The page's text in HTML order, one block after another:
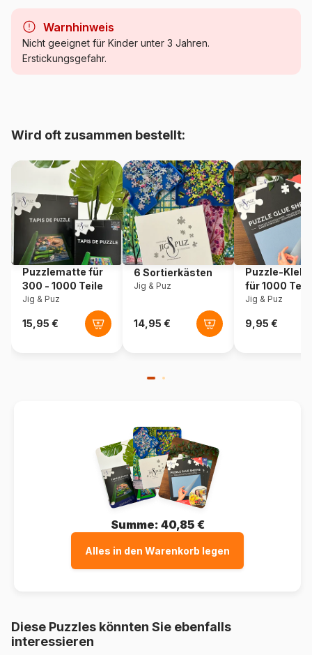
Kategorie Puzzle - Vögel
Artikelnummer Alipson-Puzzle-F-50010
EAN 3667232500103
Teileanzahl 500 Teile
Maße 48 x 34 cm
Warnhinweis
Nicht geeignet für Kinder unter 3 Jahren.
Erstickungsgefahr.
Wird oft zusammen bestellt:
Puzzlematte für
300 - 1000 Teile
Jig & Puz
6 Sortierkästen
Jig & Puz
Puzzle-
für 1000
Jig & Puz
Summe: 40,85 €
Alles in den Warenkorb legen
Diese Puzzles könnten Sie ebenfalls
interessieren